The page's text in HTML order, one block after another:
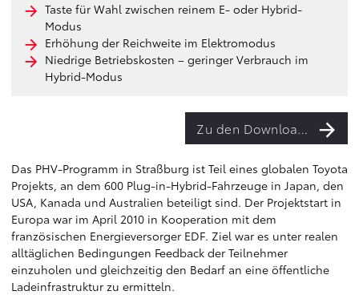
Taste für Wahl zwischen reinem E- oder Hybrid-
Modus
Erhöhung der Reichweite im Elektromodus
Niedrige Betriebskosten – geringer Verbrauch im
Hybrid-Modus
Zu den Downloads
Das PHV-Programm in Straßburg ist Teil eines globalen Toyota
Projekts, an dem 600 Plug-in-Hybrid-Fahrzeuge in Japan, den
USA, Kanada und Australien beteiligt sind. Der Projektstart in
Europa war im April 2010 in Kooperation mit dem
französischen Energieversorger EDF. Ziel war es unter realen
alltäglichen Bedingungen Feedback der Teilnehmer
einzuholen und gleichzeitig den Bedarf an eine öffentliche
Ladeinfrastruktur zu ermitteln.